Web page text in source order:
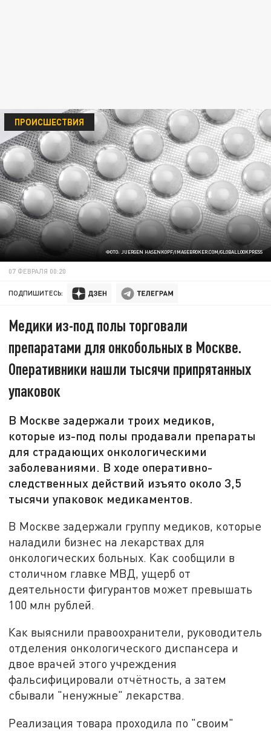
ФОТО: JUERGEN HASENKOPF/IMAGEBROKER.COM/GLOBALLOOKPRESS
ПРОИСШЕСТВИЯ
07 ФЕВРАЛЯ 00:20
ПОДПИШИТЕСЬ:
Медики из-под полы торговали
препаратами для онкобольных в Москве.
Оперативники нашли тысячи припрятанных
упаковок
В Москве задержали троих медиков,
которые из-под полы продавали препараты
для страдающих онкологическими
заболеваниями. В ходе оперативно-
следственных действий изъято около 3,5
тысячи упаковок медикаментов.
В Москве задержали группу медиков, которые
наладили бизнес на лекарствах для
онкологических больных. Как сообщили в
столичном главке МВД, ущерб от
деятельности фигурантов может превышать
100 млн рублей.
Как выяснили правоохранители, руководитель
отделения онкологического диспансера и
двое врачей этого учреждения
фальсифицировали отчётность, а затем
сбывали "ненужные" лекарства.
Реализация товара проходила по "своим"